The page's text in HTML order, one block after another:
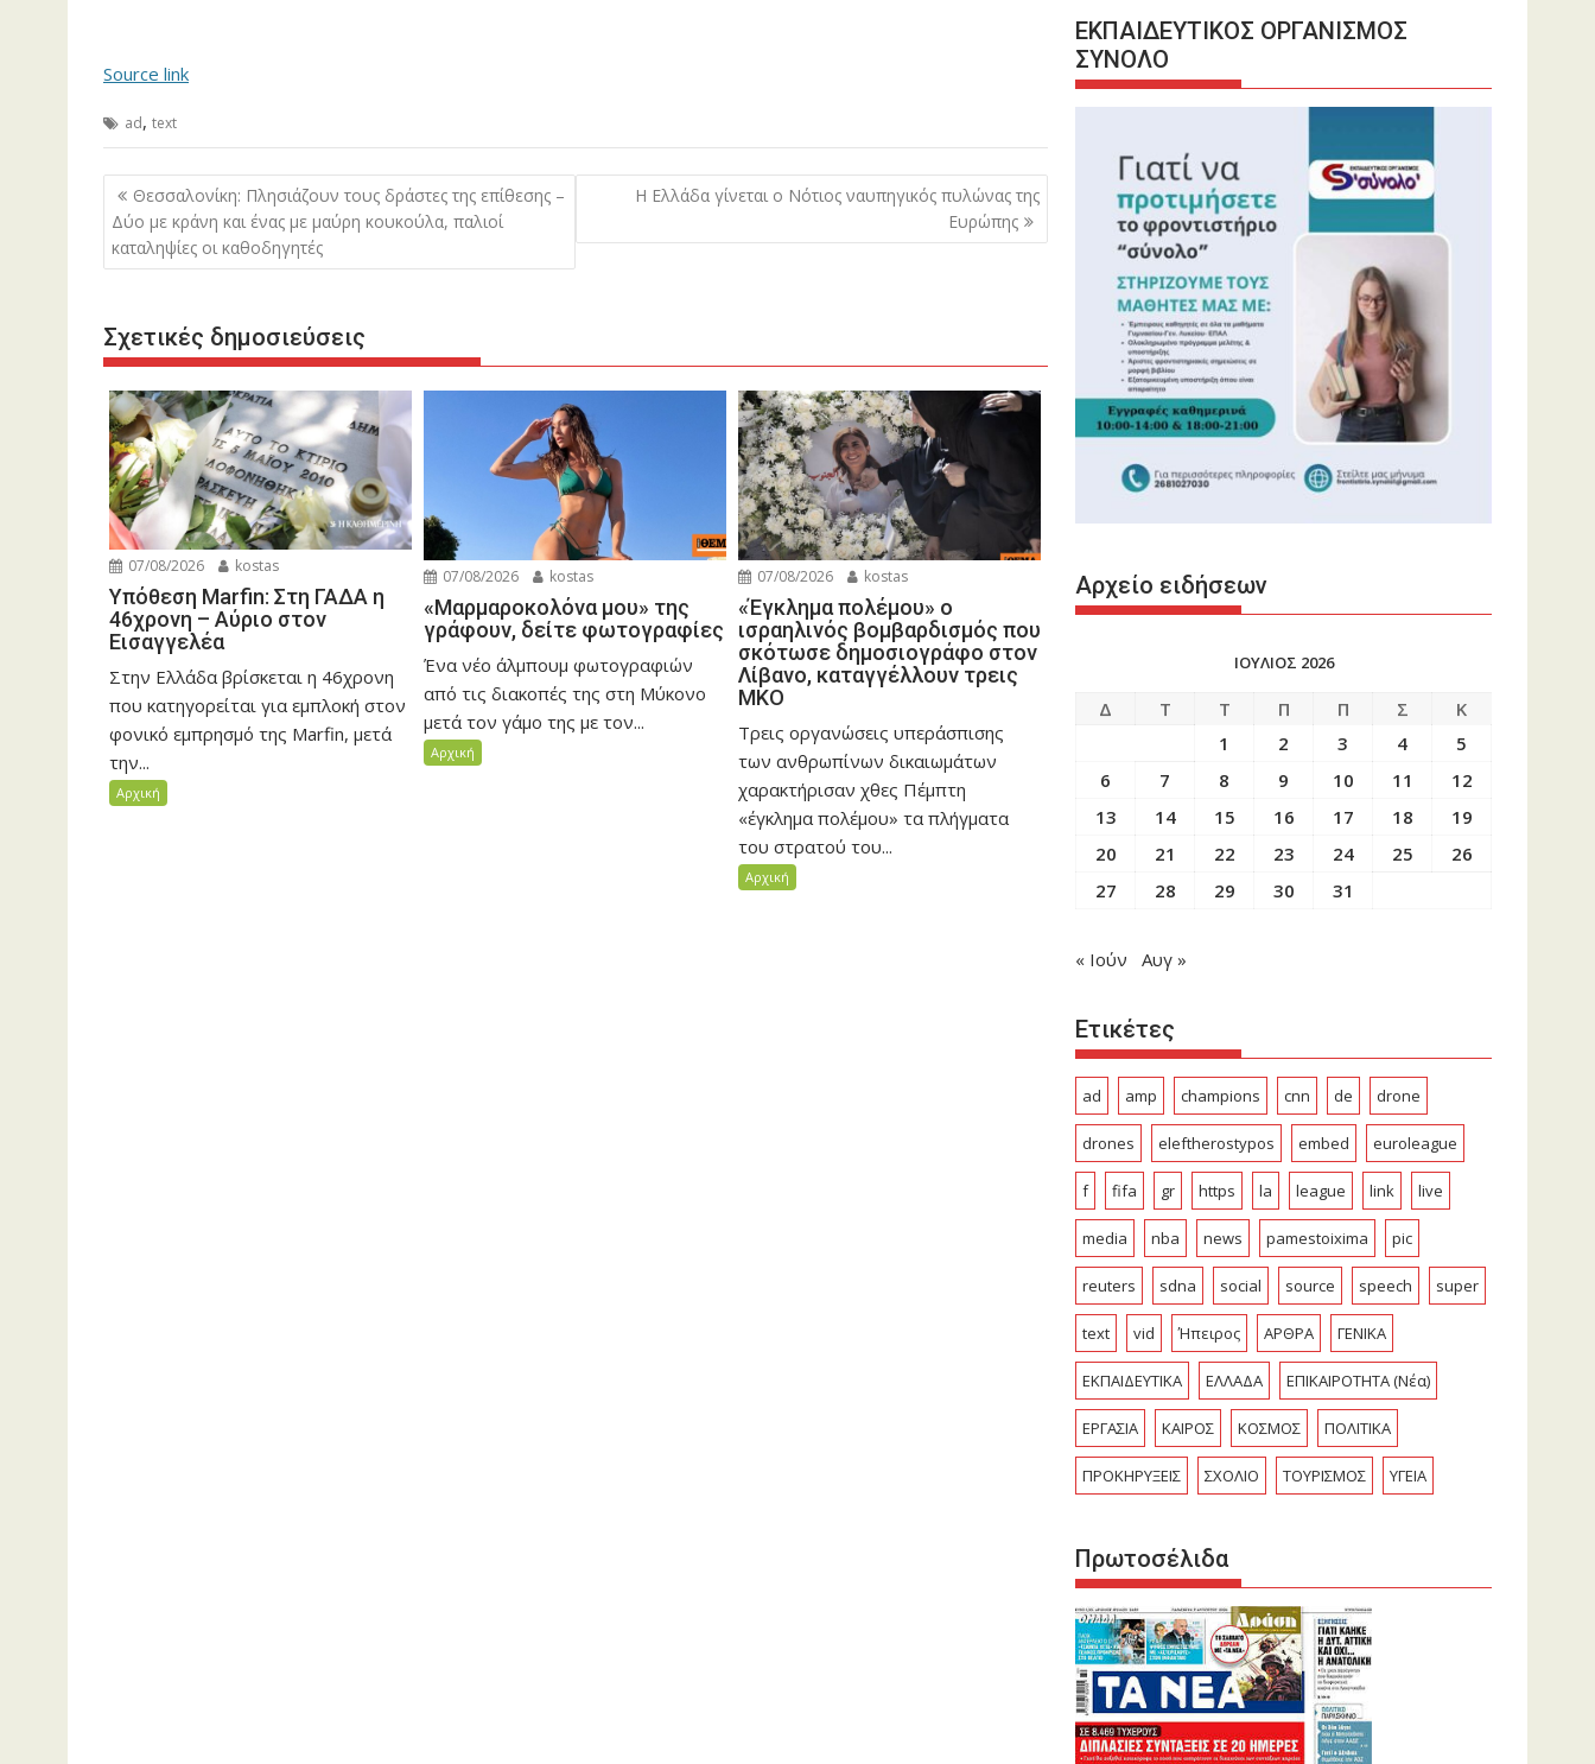
Source link
ad, text
Πλοήγηση
άρθρων
Θεσσαλονίκη: Πλησιάζουν τους δράστες της επίθεσης –
Δύο με κράνη και ένας με μαύρη κουκούλα, παλιοί
καταληψίες οι καθοδηγητές
Η Ελλάδα γίνεται ο Νότιος ναυπηγικός πυλώνας της
Ευρώπης
Σχετικές δημοσιεύσεις
07/08/2026 kostas
Υπόθεση Marfin: Στη ΓΑΔΑ η
46χρονη – Αύριο στον
Εισαγγελέα
Στην Ελλάδα βρίσκεται η 46χρονη
που κατηγορείται για εμπλοκή στον
φονικό εμπρησμό της Marfin, μετά
την...
Αρχική
07/08/2026 kostas
«Μαρμαροκολόνα μου» της
γράφουν, δείτε φωτογραφίες
Ένα νέο άλμπουμ φωτογραφιών
από τις διακοπές της στη Μύκονο
μετά τον γάμο της με τον...
Αρχική
07/08/2026 kostas
«Έγκλημα πολέμου» ο
ισραηλινός βομβαρδισμός που
σκότωσε δημοσιογράφο στον
Λίβανο, καταγγέλλουν τρεις
ΜΚΟ
Τρεις οργανώσεις υπεράσπισης
των ανθρωπίνων δικαιωμάτων
χαρακτήρισαν χθες Πέμπτη
«έγκλημα πολέμου» τα πλήγματα
του στρατού του...
Αρχική
ΕΚΠΑΙΔΕΥΤΙΚΟΣ ΟΡΓΑΝΙΣΜΟΣ
ΣΥΝΟΛΟ
Αρχείο ειδήσεων
ΙΟΥΛΙΟΣ 2026
Δ Τ Τ Π Π Σ
Κ
1
2 3 4
5
6
7 8 9 10 11
12
13
14 15 16 17 18
19
20
21 22 23 24 25
26
27
28 29 30 31
« Ιούν Αυγ »
Ετικέτες
ad amp champions cnn de drone
drones eleftherostypos embed euroleague
f fifa gr https la league link live
media nba news pamestoixima pic
reuters sdna social source speech super
text vid Ήπειρος ΑΡΘΡΑ ΓΕΝΙΚΑ
ΕΚΠΑΙΔΕΥΤΙΚΑ ΕΛΛΑΔΑ ΕΠΙΚΑΙΡΟΤΗΤΑ (Νέα)
ΕΡΓΑΣΙΑ ΚΑΙΡΟΣ ΚΟΣΜΟΣ ΠΟΛΙΤΙΚΑ
ΠΡΟΚΗΡΥΞΕΙΣ ΣΧΟΛΙΟ ΤΟΥΡΙΣΜΟΣ ΥΓΕΙΑ
Πρωτοσέλιδα